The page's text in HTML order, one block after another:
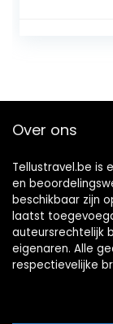
Over ons
Tellustravel.be is
en
beschikbaar zijn
laatst
auteursrechtelijk
eigenaren. Alle
respectievelijke